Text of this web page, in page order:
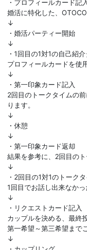
・プロフィールカード記入
婚活に特化した、
↓
・婚活パーティー開始
↓
・1回目の1対1の自己紹
プロフィールカードを使
↓
・第一印象カード記入
2回目のトークタイムの
ります。
↓
・休憩
↓
・第一印象カード返却
結果を参考に、2回目の
↓
・2回目の1対1のトーク
1回目でお話し出来なか
↓
・リクエストカード記入
カップルを決める、最終
第一希望～第三希望まで
↓